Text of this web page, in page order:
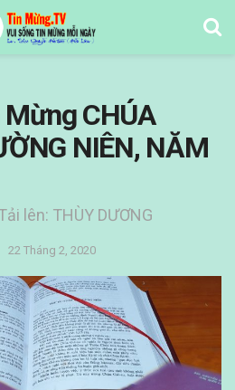
CHÚA
NIÊN, NĂM
lên: THÙY DƯƠNG
22 Tháng 2, 2020